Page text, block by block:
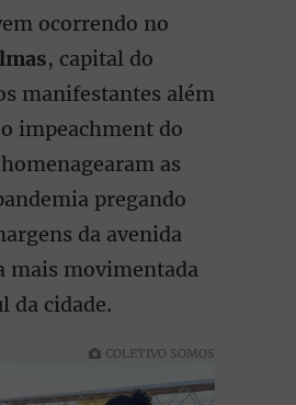
ocorrendo no
, capital do
manifestantes além
impeachment do
as
pregando
da avenida
mais movimentada
da cidade.
COLETIVO SOMOS